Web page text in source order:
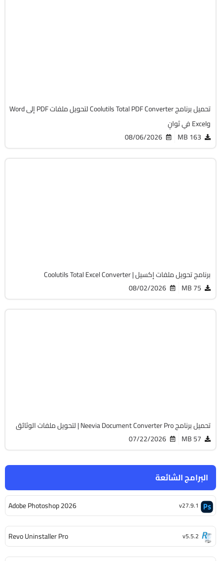
البرامج الشائعة
Adobe Photoshop 2026 v27.9.1
Revo Uninstaller Pro v5.5.2
تحميل برنامج Coolutils Total PDF Converter لتحويل ملفات PDF إلى Word
وExcel في ثوانٍ
163 MB
08/06/2026
برنامج تحويل ملفات إكسيل | Coolutils Total Excel Converter
75 MB
08/02/2026
تحميل برنامج Neevia Document Converter Pro | لتحويل ملفات الوثائق
57 MB
07/22/2026